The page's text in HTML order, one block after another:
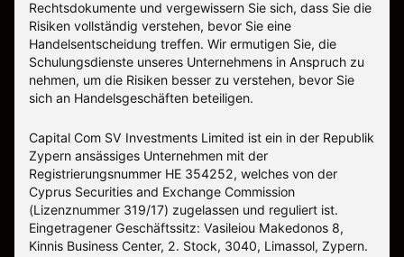
Rechtsdokumente und vergewissern Sie sich, dass Sie die
Risiken vollständig verstehen, bevor Sie eine
Handelsentscheidung treffen. Wir ermutigen Sie, die
Schulungsdienste unseres Unternehmens in Anspruch zu
nehmen, um die Risiken besser zu verstehen, bevor Sie
sich an Handelsgeschäften beteiligen.
Capital Com SV Investments Limited ist ein in der Republik
Zypern ansässiges Unternehmen mit der
Registrierungsnummer HE 354252, welches von der
Cyprus Securities and Exchange Commission
(Lizenznummer 319/17) zugelassen und reguliert ist.
Eingetragener Geschäftssitz: Vasileiou Makedonos 8,
Kinnis Business Center, 2. Stock, 3040, Limassol, Zypern.